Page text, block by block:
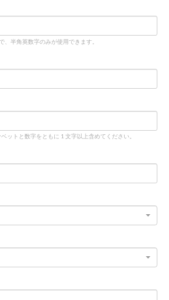
、半角英数字のみが使用できます。
ットと数字をともに 1 文字以上含めてください。